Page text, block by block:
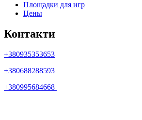
Площадки для игр
Цены
Контакти
+380935353653
+380688288593
+380995684668